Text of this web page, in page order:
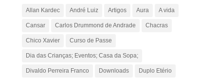
Allan Kardec André Luiz Artigos Aura A vida
Cansar Carlos Drummond de Andrade Chacras
Chico Xavier Curso de Passe
Dia das Crianças; Eventos; Casa da Sopa;
Divaldo Perreira Franco Downloads Duplo Etério